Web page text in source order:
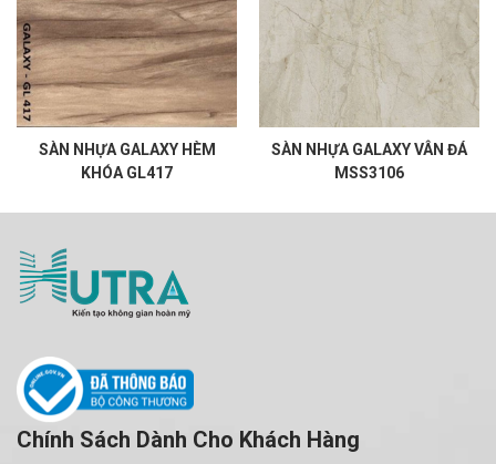
SÀN NHỰA GALAXY HÈM
KHÓA GL417
SÀN NHỰA GALAXY VÂN ĐÁ
MSS3106
Chính Sách Dành Cho Khách Hàng